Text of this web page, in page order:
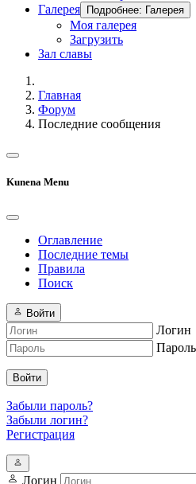
Галерея
Подробнее: Галерея
Моя галерея
Загрузить
Зал славы
Главная
Форум
Последние сообщения
Kunena Menu
Оглавление
Последние темы
Правила
Поиск
Войти
Логин
Пароль
Войти
Забыли пароль?
Забыли логин?
Регистрация
Логин